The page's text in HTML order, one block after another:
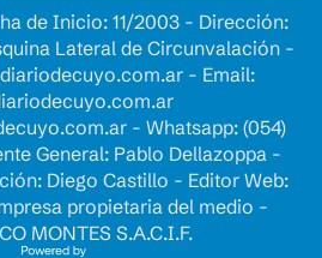
de Inicio: 11/2003 - Dirección:
Lateral de Circunvalación -
- Email:
- Whatsapp: (054)
General: Pablo Dellazoppa -
Diego Castillo - Editor Web:
propietaria del medio -
MONTES S.A.C.I.F.